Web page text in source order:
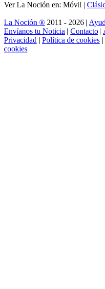
Ver La Noción en: Móvil |
La Noción ® 2011 - 2026 |
Envíanos tu Noticia | Contacto |
Privacidad | Política de cookies |
cookies